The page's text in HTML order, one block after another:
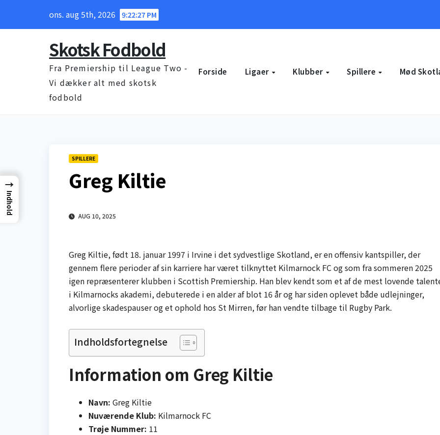
ons. aug 5th, 2026 9:22:28 PM
Skotsk Fodbold
Fra Premiership til League Two -
Vi dækker alt med skotsk
fodbold
Forside Ligaer Klubber Spillere Mød
SPILLERE
Greg Kiltie
AUG 10, 2025
Greg Kiltie, født 18. januar 1997 i Irvine i det sydvestlige Skotland, er en offensiv kantspiller, der
gennem flere perioder af sin karriere har været tilknyttet Kilmarnock FC og som fra sommeren 2025
igen repræsenterer klubben i Scottish Premiership. Han blev kendt som et af de mest lovende
i Kilmarnocks akademi, debuterede i en alder af blot 16 år og har siden oplevet både udlejninger,
alvorlige skadespauser og et ophold hos St Mirren, før han vendte tilbage til Rugby Park.
Indholdsfortegnelse
Information om Greg Kiltie
Navn: Greg Kiltie
Nuværende Klub: Kilmarnock FC
Trøje Nummer: 11
→
Indhold